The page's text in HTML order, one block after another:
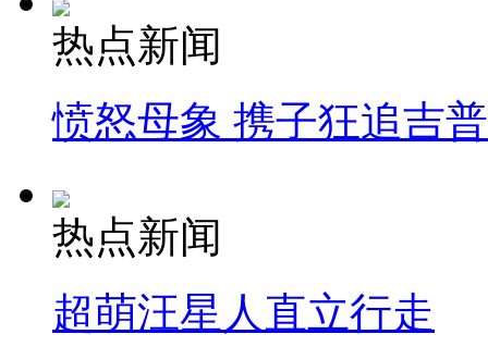
热点新闻
愤怒母象 携子狂追吉
热点新闻
超萌汪星人直立行走